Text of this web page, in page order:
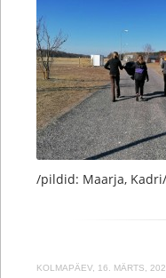
/pildid: Maarja, Kadri/
KOLMAPÄEV, 16. MÄRTS,